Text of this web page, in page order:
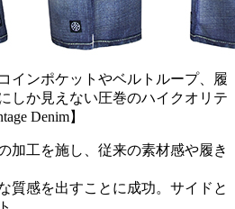
インポケットやベルトループ、履
しか見えない圧巻のハイクオリテ
Denim】
加工を施し、従来の素材感や履き
質感を出すことに成功。サイドと